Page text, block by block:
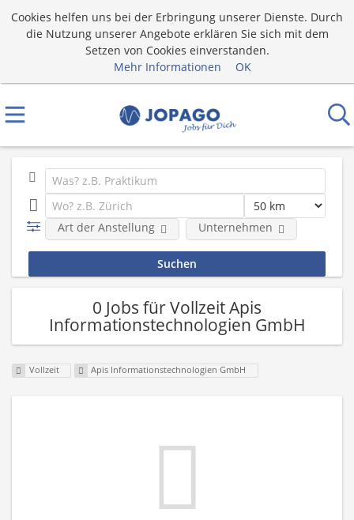
Cookies helfen uns bei der Erbringung unserer Dienste. Durch
die Nutzung unserer Angebote erklären Sie sich mit dem
Setzen von Cookies einverstanden.
Mehr Informationen
OK
Art der Anstellung Unternehmen
0 Jobs für Vollzeit Apis
Informationstechnologien GmbH
Vollzeit Apis Informationstechnologien GmbH